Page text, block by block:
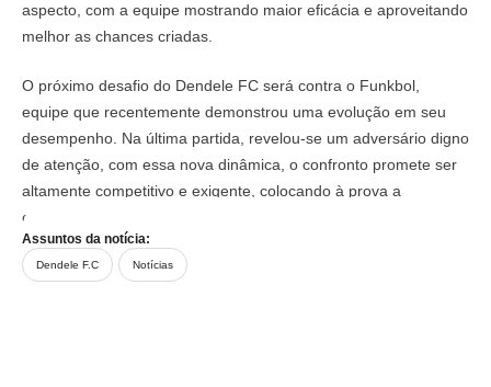
aspecto, com a equipe mostrando maior eficácia e aproveitando
melhor as chances criadas.
O próximo desafio do Dendele FC será contra o Funkbol,
equipe que recentemente demonstrou uma evolução em seu
desempenho. Na última partida, revelou-se um adversário digno
de atenção, com essa nova dinâmica, o confronto promete ser
altamente competitivo e exigente, colocando à prova a
capacidade do Dendele FC.
Assuntos da notícia:
Dendele F.C Notícias